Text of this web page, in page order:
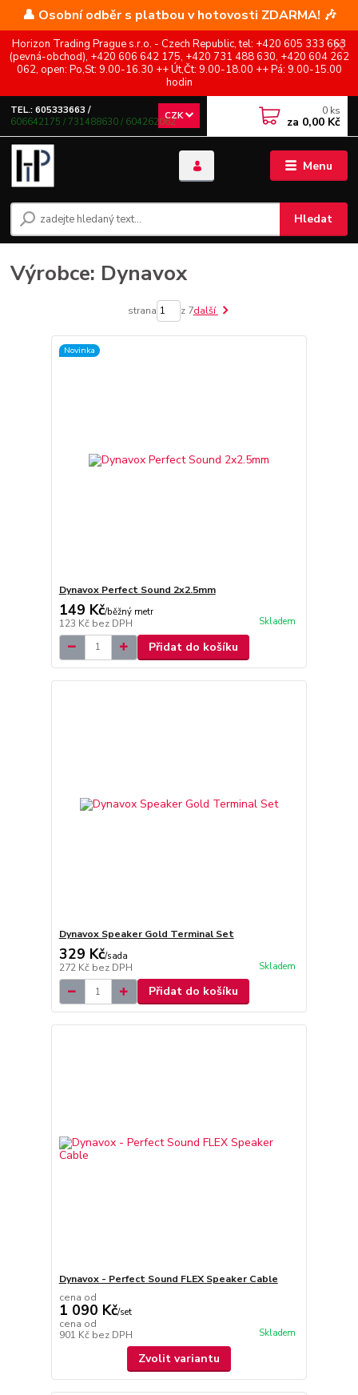
👤 Osobní odběr s platbou v hotovosti ZDARMA! 🎶
Horizon Trading Prague s.r.o. - Czech Republic, tel: +420 605 333 663
(pevná-obchod), +420 606 642 175, +420 731 488 630, +420 604 262
062, open: Po,St: 9.00-16.30 ++ Út,Čt: 9.00-18.00 ++ Pá: 9.00-15.00
hodin
Menu
CZK
Hledat
TEL.: 605333663 /
606642175 / 731488630 / 604262062
0 ks
za 0,00 Kč
Výrobce: Dynavox
strana z 7další
Novinka
Dynavox Perfect Sound 2x2.5mm
149 Kč/běžný metr
123 Kč bez DPH Skladem
Přidat do košíku
Dynavox Speaker Gold Terminal Set
329 Kč/sada
272 Kč bez DPH Skladem
Přidat do košíku
Dynavox - Perfect Sound FLEX Speaker Cable
cena od
1 090 Kč/set
cena od
901 Kč bez DPH Skladem
Zvolit variantu